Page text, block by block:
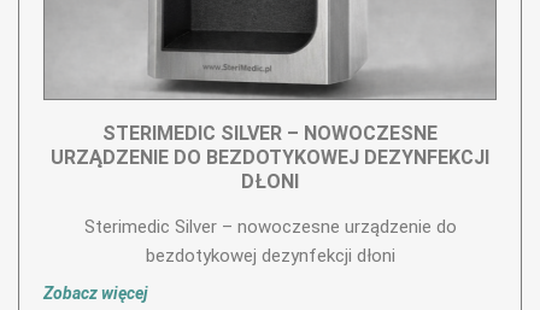
STERIMEDIC SILVER – NOWOCZESNE
URZĄDZENIE DO BEZDOTYKOWEJ DEZYNFEKCJI
DŁONI
Sterimedic Silver – nowoczesne urządzenie do
bezdotykowej dezynfekcji dłoni
Zobacz więcej